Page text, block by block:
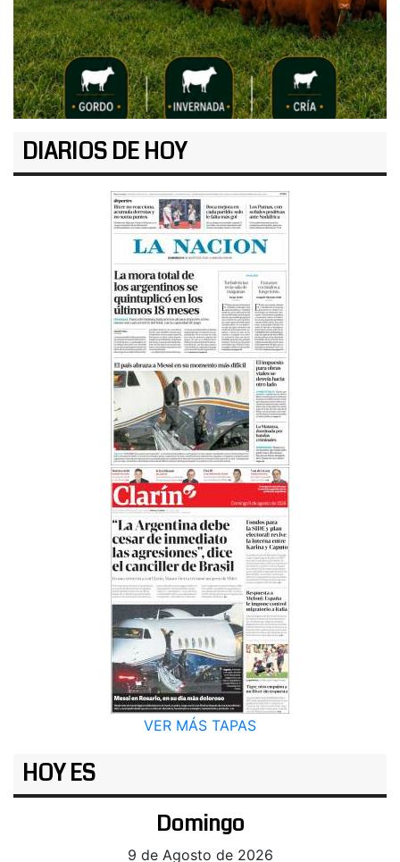
DIARIOS DE HOY
VER MÁS TAPAS
HOY ES
Domingo
9 de Agosto de 2026